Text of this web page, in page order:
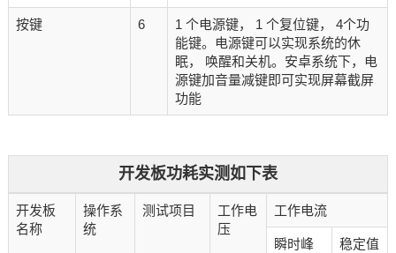
按键 6
1 个电源键， 1 个复位键， 4个功
能键。电源键可以实现系统的休
眠， 唤醒和关机。安卓系统下，电
源键加音量减键即可实现屏幕截屏
功能
开发板功耗实测如下表
开发板
名称
操作系
统
测试项目
工作电
压
工作电流
瞬时峰
稳定值